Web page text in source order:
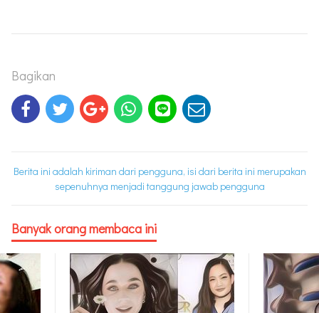
Bagikan
Berita ini adalah kiriman dari pengguna, isi dari berita ini merupakan
sepenuhnya menjadi tanggung jawab pengguna
Banyak orang membaca ini